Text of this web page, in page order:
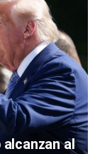
al